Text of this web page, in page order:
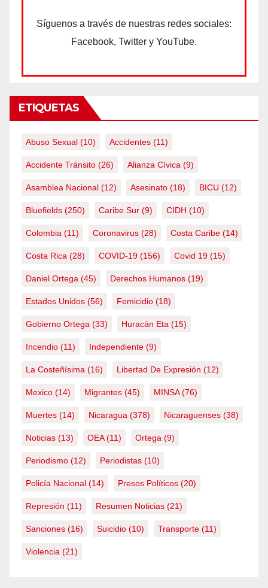
Síguenos a través de nuestras redes sociales:
Facebook, Twitter y YouTube.
ETIQUETAS
Abuso Sexual (10) Accidentes (11)
Accidente Tránsito (26) Alianza Cívica (9)
Asamblea Nacional (12) Asesinato (18) BICU (12)
Bluefields (250) Caribe Sur (9) CIDH (10)
Colombia (11) Coronavirus (28) Costa Caribe (14)
Costa Rica (28) COVID-19 (156) Covid 19 (15)
Daniel Ortega (45) Derechos Humanos (19)
Estados Unidos (56) Femicidio (18)
Gobierno Ortega (33) Huracán Eta (15)
Incendio (11) Independiente (9)
La Costeñísima (16) Libertad De Expresión (12)
Mexico (14) Migrantes (45) MINSA(76)
Muertes (14) Nicaragua (378) Nicaraguenses (38)
Noticias (13) OEA(11) Ortega (9)
Periodismo (12) Periodistas (10)
Policía Nacional (14) Presos Políticos (20)
Represión (11) Resumen Noticias (21)
Sanciones (16) Suicidio (10) Transporte (11)
Violencia (21)